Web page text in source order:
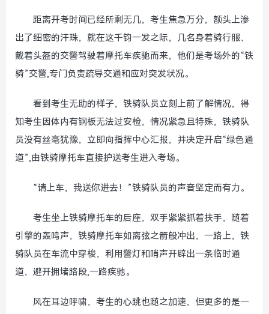
距离开考时间已经所剩无几，考生焦急万分，额头上渗
出了细密的汗珠，就在这千钧一发之际，几名身着骑行服、
戴着头盔的交警驾驶着摩托车疾驰而来，他们是考场外的“铁
骑”交警,专门负责疏导交通和应对突发状况。
看到考生无助的样子，铁骑队员立刻上前了解情况，得
知考生因体内有钢板无法过安检，情况紧急且特殊，铁骑队
员没有丝毫犹豫，立即向指挥中心汇报，并决定开启“绿色通
道”,由铁骑摩托车直接护送考生进入考场。
“请上车，我送你进去！”铁骑队员的声音坚定而有力。
考生坐上铁骑摩托车的后座，双手紧紧抓着扶手，随着
引擎的轰鸣声，铁骑摩托车如离弦之箭般冲出，一路上，铁
骑队员在车流中穿梭，利用警灯和哨声开辟出一条临时通
道，避开拥堵路段,一路疾驰。
风在耳边呼啸，考生的心跳也随之加速，但更多的是一